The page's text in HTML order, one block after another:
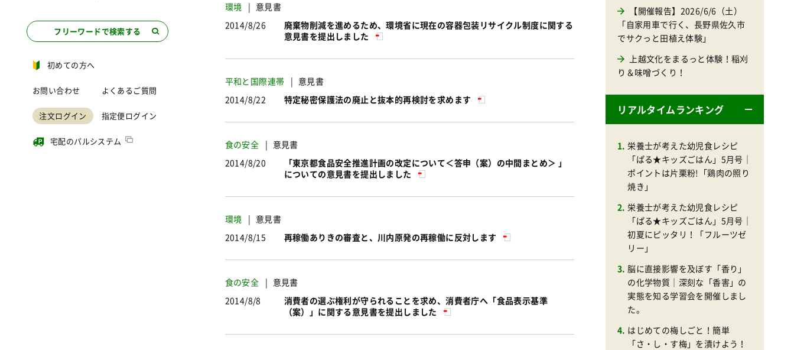
フリーワードで検索する
初めての方へ
お問い合わせ よくあるご質問
注文ログイン 指定便ログイン
宅配のパルシステム
環境
意見書
2014/8/26
廃棄物削減を進めるため、環境省に現在の容器包装リサイクル制度に関する
意見書を提出しました
平和と国際連帯
意見書
2014/8/22
特定秘密保護法の廃止と抜本的再検討を求めます
食の安全
意見書
2014/8/20
「東京都食品安全推進計画の改定について＜答申（案）の中間まとめ＞ 」
についての意見書を提出しました
環境
意見書
2014/8/15
再稼働ありきの審査と、川内原発の再稼働に反対します
食の安全
意見書
2014/8/8
消費者の選ぶ権利が守られることを求め、消費者庁へ「食品表示基準
（案）」に関する意見書を提出しました
【開催報告】2026/6/6（土）
「自家用車で行く、長野県佐久市
でサクっと田植え体験」
上越文化をまるっと体験！稲刈
り＆味噌づくり！
リアルタイムランキング
栄養士が考えた幼児食レシピ
「ぱる★キッズごはん」5月号｜
ポイントは片栗粉!「鶏肉の照り
焼き」
栄養士が考えた幼児食レシピ
「ぱる★キッズごはん」5月号｜
初夏にピッタリ！「フルーツゼ
リー」
脳に直接影響を及ぼす「香り」
の化学物質｜深刻な「香害」の
実態を知る学習会を開催しまし
た。
はじめての梅しごと！簡単
「さ・し・す梅」を漬けよう！